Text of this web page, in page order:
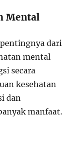
Mental
dari
mental
secara
kesehatan
dan
manfaat.